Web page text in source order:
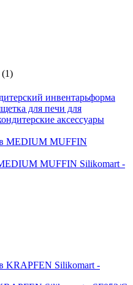
(1)
инвентарьформа
щетка для печи для
аксессуары
MUFFIN Silikomart -